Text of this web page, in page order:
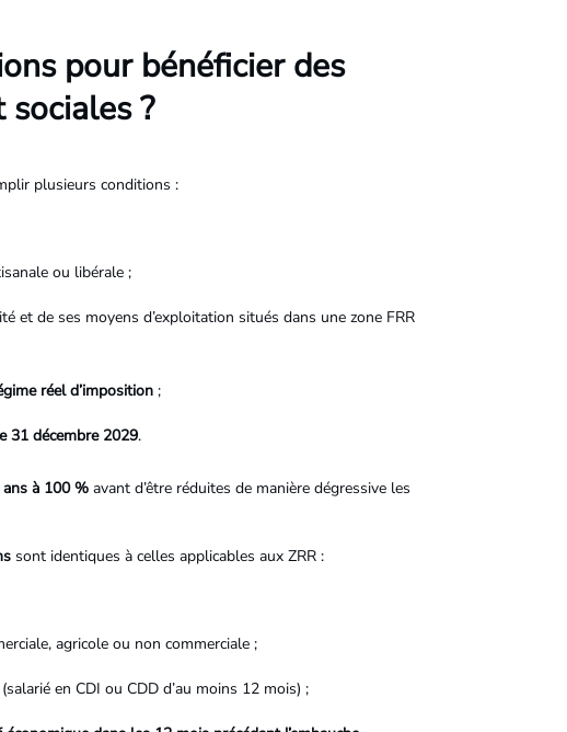
pour bénéficier des
?
plusieurs conditions :
ou libérale ;
et de ses moyens d’exploitation situés dans une zone FRR
réel d’imposition;
31 décembre 2029.
à 100 %avant d’être réduites de manière dégressive les
sont identiques à celles applicables aux ZRR :
agricole ou non commerciale ;
en CDI ou CDD d’au moins 12 mois) ;